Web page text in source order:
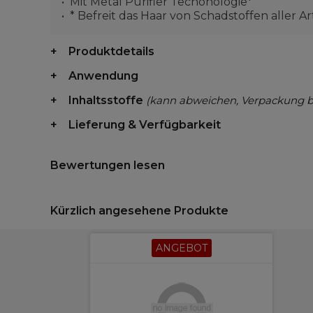
* Befreit das Haar von Schadstoffen aller
Produktdetails
Anwendung
Inhaltsstoffe (kann abweichen, Verpackung
Lieferung & Verfügbarkeit
Bewertungen lesen
Kürzlich angesehene Produkte
ANGEBOT